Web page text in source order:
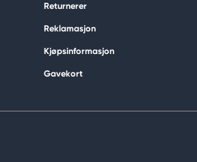
Returnerer
Reklamasjon
Kjøpsinformasjon
Gavekort